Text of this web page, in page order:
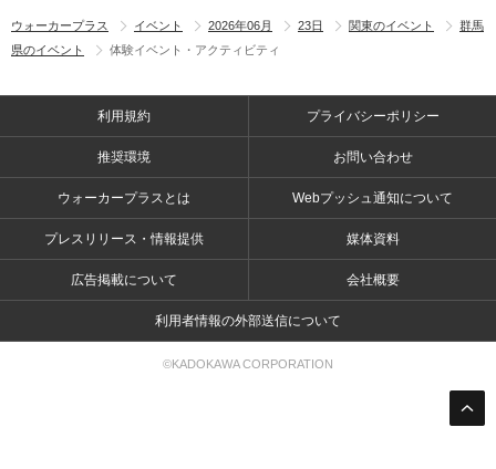
ウォーカープラス イベント 2026年06月 23日 関東のイベント
群馬
県のイベント
体験イベント・アクティビティ
利用規約 プライバシーポリシー
推奨環境 お問い合わせ
ウォーカープラスとは Webプッシュ通知について
プレスリリース・情報提供 媒体資料
広告掲載について 会社概要
利用者情報の外部送信について
©KADOKAWA CORPORATION